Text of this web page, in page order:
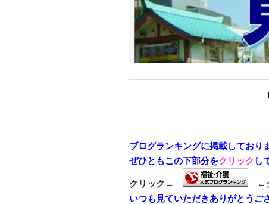
ブログランキングに掲載しており
ぜひともこの下部分をクリック し
クリック→
←
いつも見ていただきありがとうご